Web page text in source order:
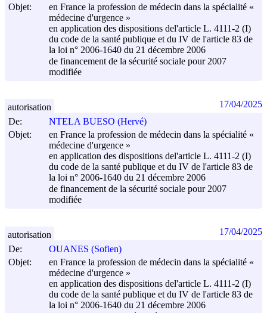
Objet:
en France la profession de médecin dans la spécialité «
médecine d'urgence »
en application des dispositions del'article L. 4111-2 (I)
du code de la santé publique et du IV de l'article 83 de
la loi n° 2006-1640 du 21 décembre 2006
de financement de la sécurité sociale pour 2007
modifiée
De:
NTELA BUESO (Hervé)
Objet:
en France la profession de médecin dans la spécialité «
médecine d'urgence »
en application des dispositions del'article L. 4111-2 (I)
du code de la santé publique et du IV de l'article 83 de
la loi n° 2006-1640 du 21 décembre 2006
de financement de la sécurité sociale pour 2007
modifiée
autorisation 17/04/2025
De:
OUANES (Sofien)
Objet:
en France la profession de médecin dans la spécialité «
médecine d'urgence »
en application des dispositions del'article L. 4111-2 (I)
du code de la santé publique et du IV de l'article 83 de
la loi n° 2006-1640 du 21 décembre 2006
autorisation 17/04/2025